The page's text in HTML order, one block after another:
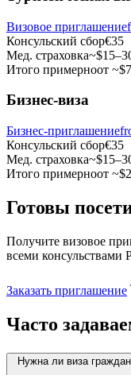
Визовое приглашение
Консульский сбор€35
Мед. страховка
Итого примерноот
Бизнес-виза
Бизнес-приглашение
Консульский сбор€35
Мед. страховка
Итого примерноот
Готовы
Получите визовое
всеми консульствами
Заказать приглашение
Часто
Нужна ли виза